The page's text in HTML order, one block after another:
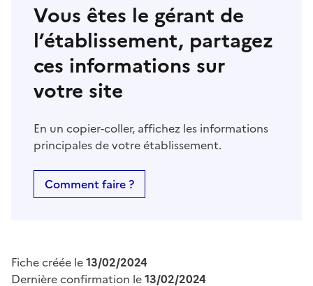
Vous êtes le gérant de
l’établissement, partagez
ces informations sur
votre site
En un copier-coller, affichez les informations
principales de votre établissement.
Comment faire ?
Fiche créée le13/02/2024
Dernière confirmation le13/02/2024